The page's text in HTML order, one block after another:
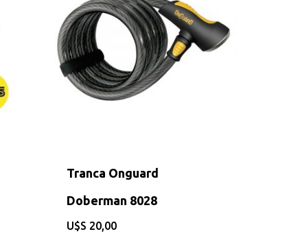
Tranca Onguard
Doberman 8028
$ 20,00